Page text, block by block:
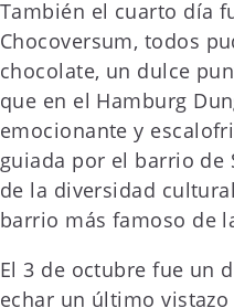
También el cuarto día
Chocoversum, todos
chocolate, un dulce
que en el Hamburg
emocionante y
guiada por el barrio de
de la diversidad
barrio más famoso de
El 3 de octubre fue un
echar un último